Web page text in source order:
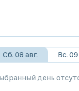
Сб. 08 авг. Вс. 09
день